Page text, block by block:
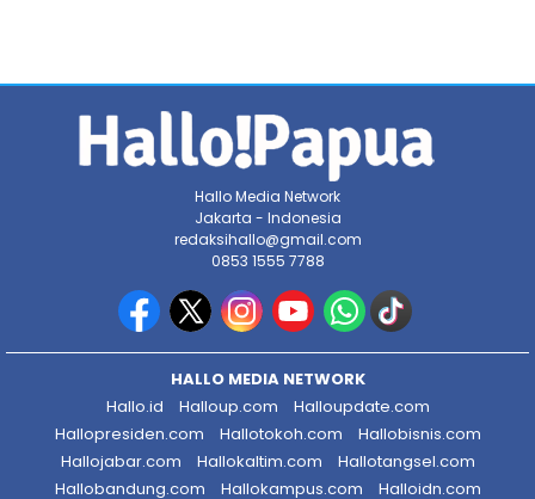
Hallo Media Network
Jakarta - Indonesia
redaksihallo@gmail.com
0853 1555 7788
HALLO MEDIA NETWORK
Hallo.id
Halloup.com
Halloupdate.com
Hallopresiden.com
Hallotokoh.com
Hallobisnis.com
Hallojabar.com
Hallokaltim.com
Hallotangsel.com
Hallobandung.com
Hallokampus.com Halloidn.com